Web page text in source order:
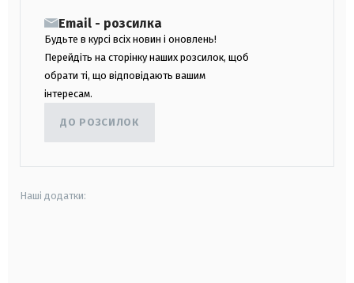
Email - розсилка
Будьте в курсі всіх новин і оновлень!
Перейдіть на сторінку наших розсилок, щоб
обрати ті, що відповідають вашим
інтересам.
ДО РОЗСИЛОК
Наші додатки: